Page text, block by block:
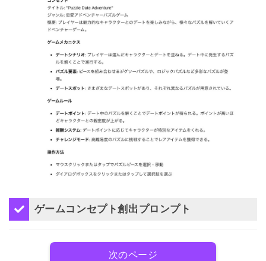
ゲームコンセプト創出プロンプト
次のページ